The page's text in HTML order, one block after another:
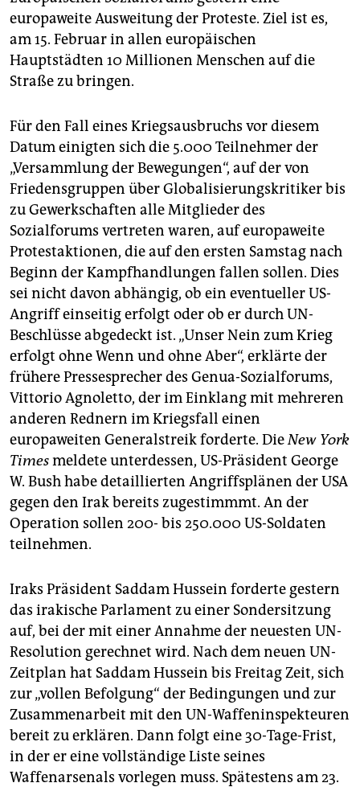
verlag
verlag
shop
fragen & hilfe
unterstützen
abo
genossenschaft
epaper login
europaweite Ausweitung der Proteste. Ziel ist es,
am 15. Februar in allen europäischen
Hauptstädten 10 Millionen Menschen auf die
Straße zu bringen.
Für den Fall eines Kriegsausbruchs vor diesem
Datum einigten sich die 5.000 Teilnehmer der
„Versammlung der Bewegungen“, auf der von
Friedensgruppen über Globalisierungskritiker bis
zu Gewerkschaften alle Mitglieder des
Sozialforums vertreten waren, auf europaweite
Protestaktionen, die auf den ersten Samstag nach
Beginn der Kampfhandlungen fallen sollen. Dies
sei nicht davon abhängig, ob ein eventueller US-
Angriff einseitig erfolgt oder ob er durch UN-
Beschlüsse abgedeckt ist. „Unser Nein zum Krieg
erfolgt ohne Wenn und ohne Aber“, erklärte der
frühere Pressesprecher des Genua-Sozialforums,
Vittorio Agnoletto, der im Einklang mit mehreren
anderen Rednern im Kriegsfall einen
europaweiten Generalstreik forderte. DieNew York
Timesmeldete unterdessen, US-Präsident George
W. Bush habe detaillierten Angriffsplänen der USA
gegen den Irak bereits zugestimmmt. An der
Operation sollen 200- bis 250.000 US-Soldaten
teilnehmen.
Iraks Präsident Saddam Hussein forderte gestern
das irakische Parlament zu einer Sondersitzung
auf, bei der mit einer Annahme der neuesten UN-
Resolution gerechnet wird. Nach dem neuen UN-
Zeitplan hat Saddam Hussein bis Freitag Zeit, sich
zur „vollen Befolgung“ der Bedingungen und zur
Zusammenarbeit mit den UN-Waffeninspekteuren
bereit zu erklären. Dann folgt eine 30-Tage-Frist,
in der er eine vollständige Liste seines
Waffenarsenals vorlegen muss. Spätestens am 23.